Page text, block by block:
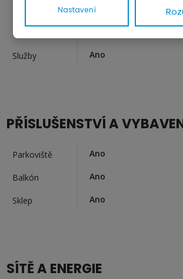
Ano
Supermarket
Služby Ano
PŘÍSLUŠENSTVÍ A
Parkoviště Ano
Balkón Ano
Sklep Ano
SÍTĚ A ENERGIE
Nastavení